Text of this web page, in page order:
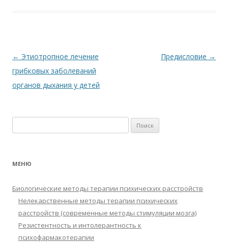
Навигация
по
записям
← Этиотропное лечение
грибковых заболеваний
органов дыхания у детей
Предисловие →
МЕНЮ
Биологические методы терапии психических расстройств
Нелекарственные методы терапии психических
расстройств (современные методы стимуляции мозга)
Резистентность и интолерантность к
психофармакотерапии